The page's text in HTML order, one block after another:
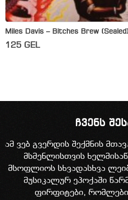
Miles Davis – Bitches Brew
125 GEL
ჩვენს
ამ ვებ გვერდის შექმნის
მსმენლისთვის
მსოფლიოს სხვადასხვა
მუსიკალურ ეპოქაში
ფირფიტები,